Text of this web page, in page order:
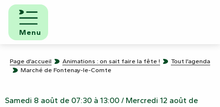
Aller
contenu
principal
Menu
Page d’accueil Animations : on sait faire la fête !
Tout l’agenda
Marché de Fontenay-le-Comte
Samedi 8 août de 07:30 à 13:00 / Mercredi 12 août de